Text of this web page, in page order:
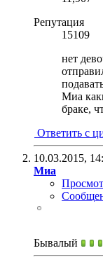
Репутация
15109
нет
Миа
браке,
Ответить с
10.03.2015,
Миа
Бывалый